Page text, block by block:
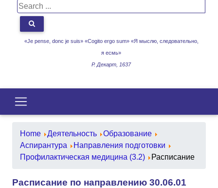
«Je pense, donc je suis» «Cogito ergo sum» «Я мыслю, следовательно,
я есмь»
Р. Декарт, 1637
Home Деятельность
Образование
Аспирантура
Направления подготовки
Профилактическая медицина (3.2)
Расписание
Расписание по направлению 30.06.01